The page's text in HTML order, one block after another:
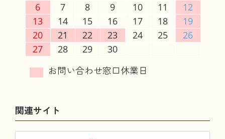
6
7 8 9 10 11
12
13
14 15 16 17 18
19
20
21 22 23 24 25
26
27
28 29 30
関連サイト